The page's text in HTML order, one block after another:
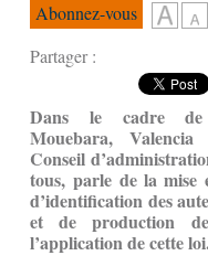
Abonnez-vous
Partager :
Dans le cadre
Mouebara,
Conseil
tous,parle de la mise
d’identification des
et de production
l’application de cette